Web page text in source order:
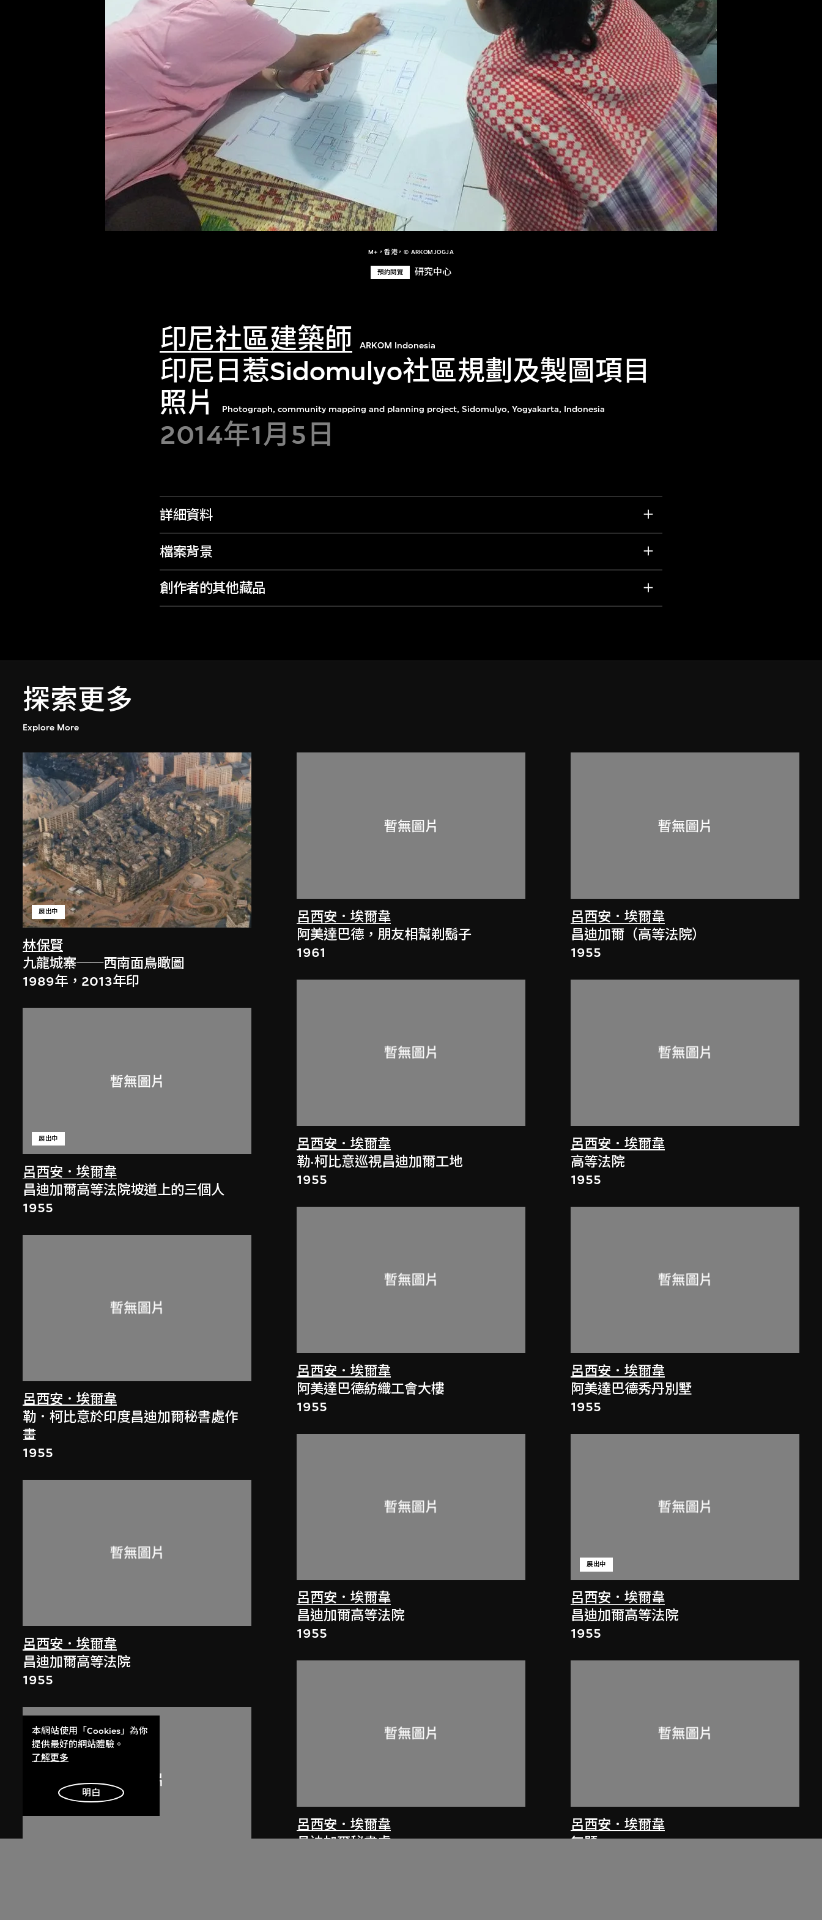
M+，香港，© ARKOMJOGJA
預約閱覽 研究中心
印尼社區建築師 ARKOM Indonesia
印尼日惹Sidomulyo社區規劃及製圖項目
照片
Photograph, community mapping and planning project, Sidomulyo, Yogyakarta, Indonesia
2014年1月5日
詳細資料
檔案背景
創作者的其他藏品
探索更多
Explore More
林保賢
展出中
九龍城寨──西南面鳥瞰圖
1989年，2013年印
呂西安．埃爾韋
展出中
昌迪加爾高等法院坡道上的三個人
1955
呂西安．埃爾韋
勒．柯比意於印度昌迪加爾秘書處作
畫
1955
呂西安．埃爾韋
昌迪加爾高等法院
1955
呂西安．埃爾韋
阿美達巴德，朋友相幫剃鬍子
1961
呂西安．埃爾韋
勒·柯比意巡視昌迪加爾工地
1955
呂西安．埃爾韋
阿美達巴德紡織工會大樓
1955
呂西安．埃爾韋
昌迪加爾高等法院
1955
呂西安．埃爾韋
昌迪加爾秘書處
呂西安．埃爾韋
昌迪加爾（高等法院）
1955
呂西安．埃爾韋
高等法院
1955
呂西安．埃爾韋
阿美達巴德秀丹別墅
1955
呂西安．埃爾韋
展出中
昌迪加爾高等法院
1955
呂西安．埃爾韋
無題
本網站使用「Cookies」為你
提供最好的網站體驗。
了解更多
明白